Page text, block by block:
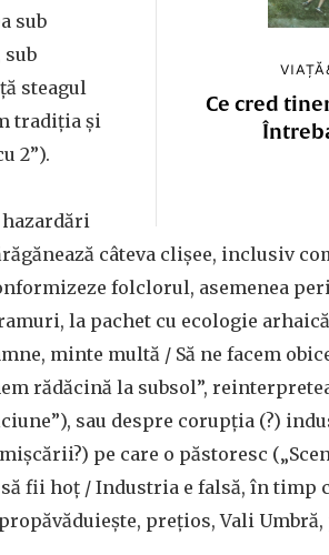
Ce cred
sub
sub
steagul
tradiția și
2”).
câteva clișee, inclusiv
folclorul, asemenea
la pachet cu ecologie
minte multă / Să ne facem
rădăcină la subsol”,
sau despre corupția (?)
pe care o păstoresc
fii hoț / Industria e falsă, în timp
prețios, Vali